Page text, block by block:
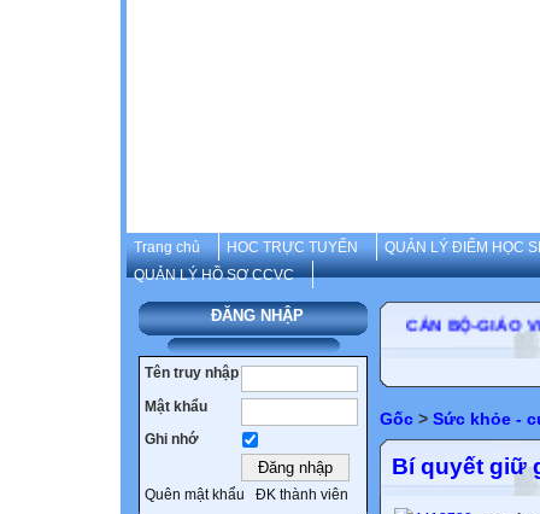
Trang chủ HOC TRỰC TUYẾN
QUẢN LÝ ĐIỂM HỌC
QUẢN LÝ HỒ SƠ CCVC
ĐĂNG NHẬP
Tên truy nhập
Mật khẩu
Ghi nhớ
Quên mật khẩu ĐK thành viên
CÁN BỘ-
Gốc > Sức khỏe -
Bí quyết giữ